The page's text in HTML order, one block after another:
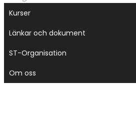
meny
Kurser
Länkar och dokument
ST-Organisation
Om oss